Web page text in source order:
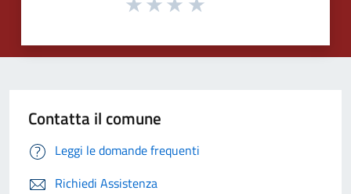
Contatta il comune
Leggi le domande frequenti
Richiedi Assistenza